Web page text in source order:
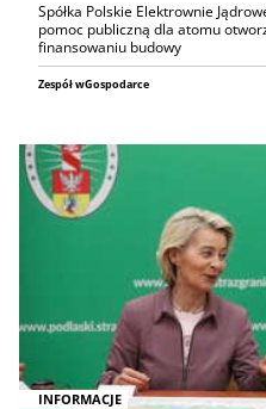
Spółka Polskie Elektrownie
pomoc publiczną dla atomu
finansowaniu budowy
Zespół wGospodarce
INFORMACJE